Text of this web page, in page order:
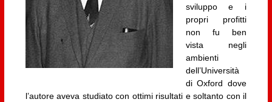
sviluppo e i
propri profitti
non fu ben
vista negli
ambienti
dell’Università
di Oxford dove
l’autore aveva studiato con ottimi risultati e soltanto con il